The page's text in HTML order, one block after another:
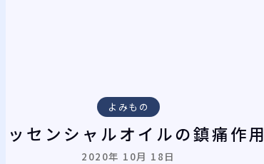
よみもの
エッセンシャルオイルの鎮痛作用
2020年 10月 18日